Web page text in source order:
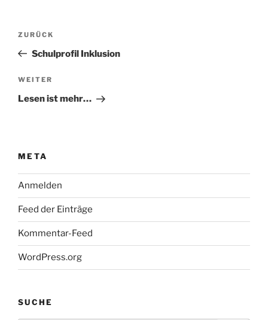
Beitragsnavigation
Vorheriger
Beitrag
ZURÜCK
Schulprofil Inklusion
Nächster
Beitrag
WEITER
Lesen ist mehr…
META
Anmelden
Feed der Einträge
Kommentar-Feed
WordPress.org
SUCHE